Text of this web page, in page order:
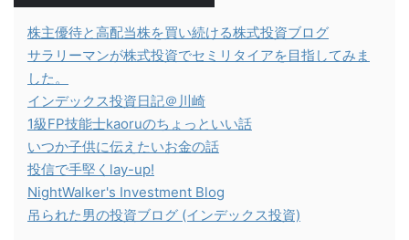
株主優待と高配当株を買い続ける株式投資ブログ
サラリーマンが株式投資でセミリタイアを目指してみま
した。
インデックス投資日記＠川崎
1級FP技能士kaoruのちょっといい話
いつか子供に伝えたいお金の話
投信で手堅くlay-up!
NightWalker's Investment Blog
吊られた男の投資ブログ (インデックス投資)